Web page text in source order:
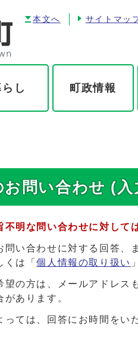
本文へ サイトマッ
し 町政情報
お問い合わせ (
明な問い合わせに対して
問い合わせに対する回答
くは「個人情報の取り扱い
望の方は、メールアドレ
あります。
っては、回答にお時間を